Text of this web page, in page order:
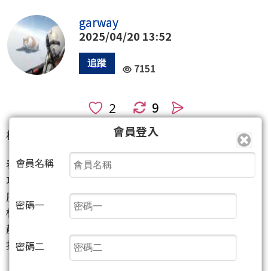
garway
2025/04/20 13:52
7151
9
相關個股：世界
看川普跟聯準會快要翻臉，他的各種變革也很難成
功，又要放走老馬，更糟的是與全世界開戰，幾乎什
麼都談不成。市場的耐心有限，一旦信心全失，大規
模的潰逃就有可能出現。台股看似量能急縮，風平浪
靜，但也禁不起再次折騰，再破下去，長線、超長線
投資人全都要跑。
會員登入
會員名稱
密碼一
密碼二